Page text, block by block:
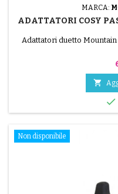
MARCA:
ADATTATORI COSY
Adattatori duetto


Non disponibile